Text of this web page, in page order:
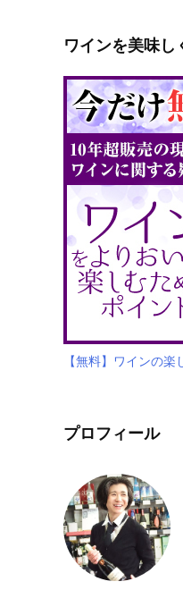
ワインを美味し
【無料】ワインの楽
プロフィール